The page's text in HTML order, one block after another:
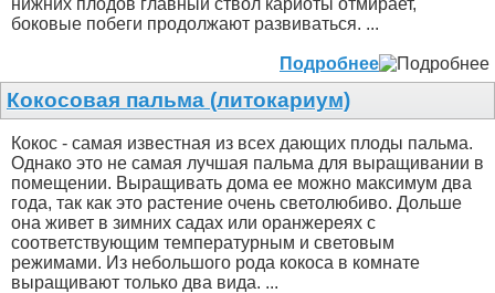
боковые побеги продолжают развиваться. ...
Подробнее
Кокосовая пальма (литокариум)
Кокос - самая известная из всех дающих плоды пальма.
Однако это не самая лучшая пальма для выращивании в
помещении. Выращивать дома ее можно максимум два
года, так как это растение очень светолюбиво. Дольше
она живет в зимних садах или оранжереях с
соответствующим температурным и световым
режимами. Из небольшого рода кокоса в комнате
выращивают только два вида. ...